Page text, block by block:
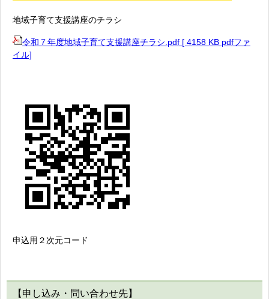
地域子育て支援講座のチラシ
令和７年度地域子育て支援講座チラシ.pdf [ 4158 KB pdfファ
イル]
申込用２次元コード
【申し込み・問い合わせ先】